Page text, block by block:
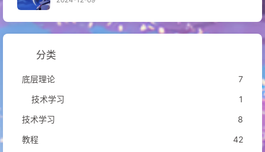
分类
底层理论
7
技术学习
1
技术学习
8
教程
42